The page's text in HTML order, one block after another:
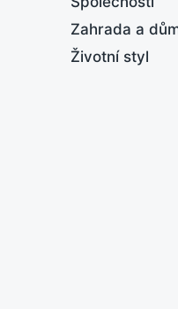
Zahrada a
Životní styl